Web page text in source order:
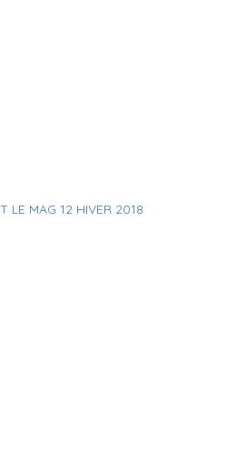
LE MAG 12 HIVER 2018